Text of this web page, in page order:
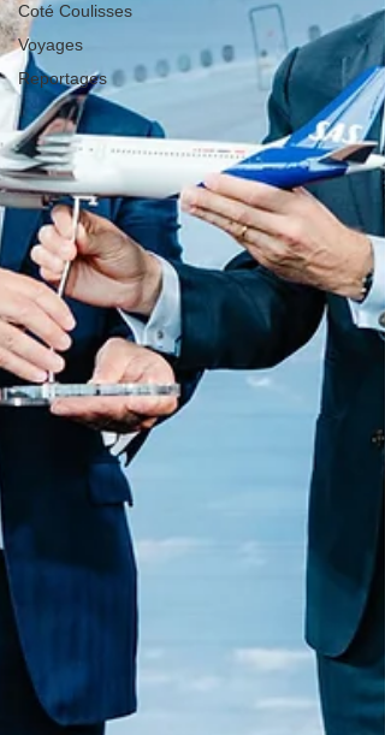
Coté Coulisses
Voyages
Reportages